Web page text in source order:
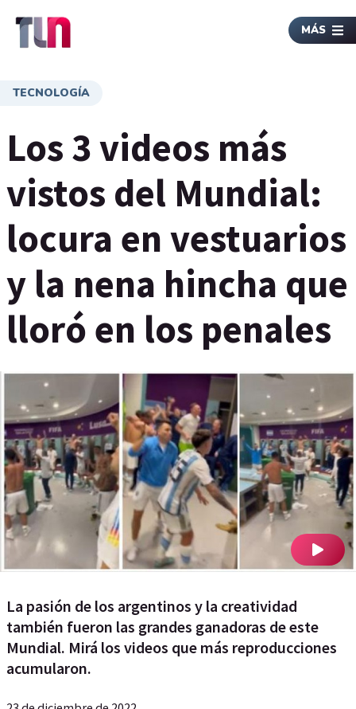
MÁS
TECNOLOGÍA
Los 3 videos más
vistos del Mundial:
locura en vestuarios
y la nena hincha que
lloró en los penales
La pasión de los argentinos y la creatividad
también fueron las grandes ganadoras de este
Mundial. Mirá los videos que más reproducciones
acumularon.